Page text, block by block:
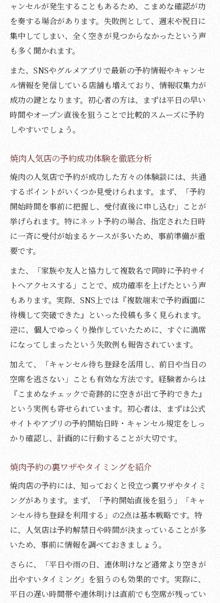
ャンセルが発生することもあるため、こまめな確認が功
を奏する場合があります。失敗例として、週末や祝日に
集中してしまい、全く空きが見つからなかったという声
も多く聞かれます。
また、SNSやグルメアプリで最新の予約情報やキャンセ
ル情報を発信している店舗も増えており、情報収集力が
成功の鍵となります。初心者の方は、まずは平日の早い
時間やオープン直後を狙うことで比較的スムーズに予約
しやすいでしょう。
焼肉人気店の予約成功体験を徹底分析
焼肉の人気店で予約が成功した方々の体験談には、共通
するポイントがいくつか見受けられます。まず、「予約
開始時間を事前に把握し、受付直後に申し込む」ことが
挙げられます。特にネット予約の場合、指定された日時
に一斉に受付が始まるケースが多いため、事前準備が重
要です。
また、「家族や友人と協力して複数名で同時に予約サイ
トへアクセスする」ことで、成功確率を上げたという声
もあります。実際、SNS上では『複数端末で予約画面に
待機して突破できた』といった投稿も多く見られます。
逆に、個人でゆっくり操作していたために、すぐに満席
になってしまったという失敗例も報告されています。
加えて、「キャンセル待ち登録を活用し、前日や当日の
空席を逃さない」ことも有効な方法です。経験者からは
『こまめなチェックで奇跡的に空きが出て予約できた』
という実例も寄せられています。初心者は、まずは公式
サイトやアプリの予約開始日時・キャンセル規定をしっ
かり確認し、計画的に行動することが大切です。
焼肉予約の裏ワザやタイミングを紹介
焼肉店の予約には、知っておくと役立つ裏ワザやタイミ
ングがあります。まず、「予約開始直後を狙う」「キャ
ンセル待ち登録を利用する」の2点は基本戦略です。特
に、人気店は予約解禁日や時間が決まっていることが多
いため、事前に情報を調べておきましょう。
さらに、「平日や雨の日、連休明けなど通常より空きが
出やすいタイミング」を狙うのも効果的です。実際に、
平日の遅い時間帯や連休明けは直前でも空席が残ってい